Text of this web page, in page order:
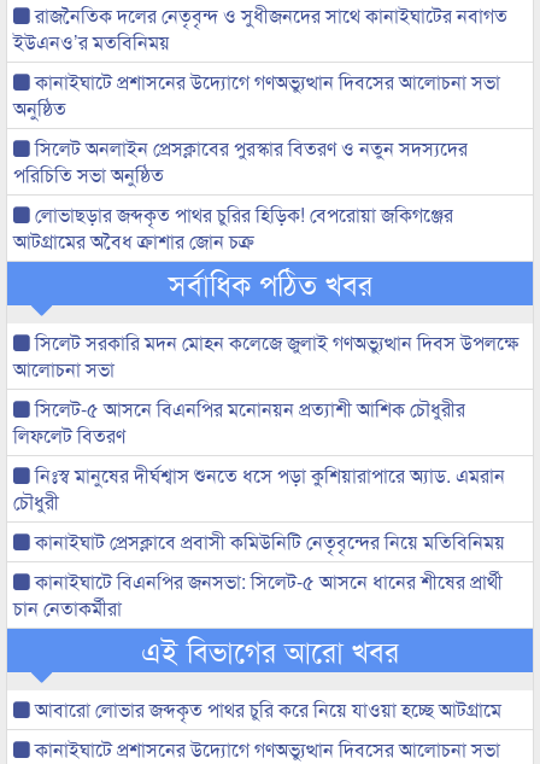
রাজনৈতিক দলের নেতৃবৃন্দ ও সুধীজনদের সাথে কানাইঘাটের নবাগত
ইউএনও’র মতবিনিময়
কানাইঘাটে প্রশাসনের উদ্যোগে গণঅভ্যুত্থান দিবসের আলোচনা সভা
অনুষ্ঠিত
সিলেট অনলাইন প্রেসক্লাবের পুরস্কার বিতরণ ও নতুন সদস্যদের
পরিচিতি সভা অনুষ্ঠিত
লোভাছড়ার জব্দকৃত পাথর চুরির হিড়িক! বেপরোয়া জকিগঞ্জের
আটগ্রামের অবৈধ ক্রাশার জোন চক্র
সর্বাধিক পঠিত খবর
সিলেট সরকারি মদন মোহন কলেজে জুলাই গণঅভ্যুত্থান দিবস উপলক্ষে
আলোচনা সভা
সিলেট-৫ আসনে বিএনপির মনোনয়ন প্রত্যাশী আশিক চৌধুরীর
লিফলেট বিতরণ
নিঃস্ব মানুষের দীর্ঘশ্বাস শুনতে ধসে পড়া কুশিয়ারাপারে অ্যাড. এমরান
চৌধুরী
কানাইঘাট প্রেসক্লাবে প্রবাসী কমিউনিটি নেতৃবৃন্দের নিয়ে মতিবিনিময়
কানাইঘাটে বিএনপির জনসভা: সিলেট-৫ আসনে ধানের শীষের প্রার্থী
চান নেতাকর্মীরা
এই বিভাগের আরো খবর
আবারো লোভার জব্দকৃত পাথর চুরি করে নিয়ে যাওয়া হচ্ছে আটগ্রামে
কানাইঘাটে প্রশাসনের উদ্যোগে গণঅভ্যুত্থান দিবসের আলোচনা সভা